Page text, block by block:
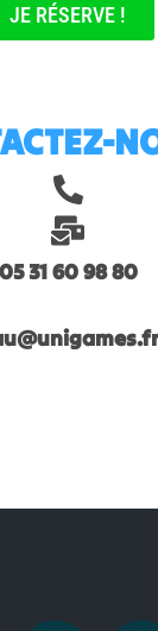
JE RÉSERVE !
05 31 60 98 80